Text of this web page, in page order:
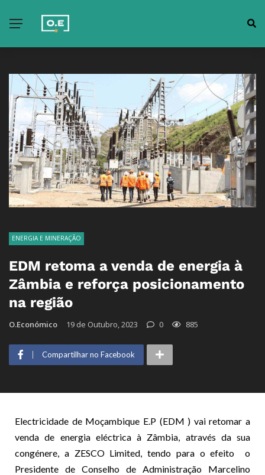
ENERGIA E MINERAÇÃO
EDM retoma a venda de energia à
Zâmbia e reforça posicionamento
na região
O.Económico 19 de Outubro, 2023 0 885
Compartilhar no Facebook
Electricidade de Moçambique E.P (EDM ) vai retomar a
venda de energia eléctrica à Zâmbia, através da sua
congénere, a ZESCO Limited, tendo para o efeito o
Presidente de Conselho de Administração Marcelino